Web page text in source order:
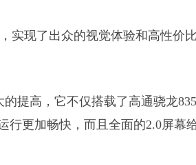
实现了出众的视觉体验和高性价
提高，它不仅搭载了高通骁龙
行更加畅快，而且全面的2.0屏幕